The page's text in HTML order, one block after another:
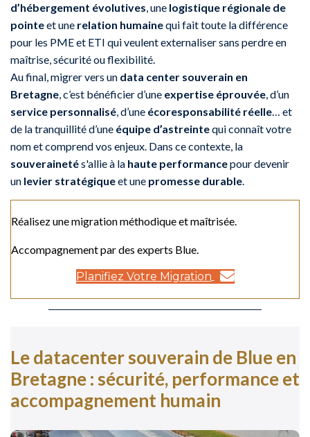
d’hébergement évolutives, une logistique régionale de
pointeet une relation humainequi fait toute la différence
pour les PME et ETI qui veulent externaliser sans perdre en
maîtrise, sécurité ou flexibilité.
Au final, migrer vers un data center souverain en
Bretagne, c’est bénéficier d’une expertise éprouvée, d’un
service personnalisé, d’une écoresponsabilité réelle… et
de la tranquillité d’une équipe d’astreintequi connaît votre
nom et comprend vos enjeux. Dans ce contexte, la
souverainetés'allie à la haute performancepour devenir
un levier stratégiqueet une promesse durable.
Réalisez une migration méthodique et maîtrisée.
Accompagnement par des experts Blue.
Planifiez Votre Migration
Le datacenter souverain de Blue en
Bretagne : sécurité, performance et
accompagnement humain